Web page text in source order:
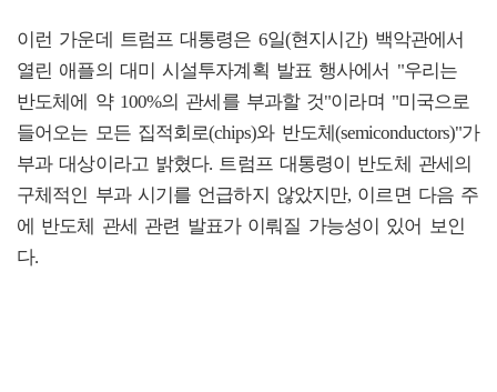
이런 가운데 트럼프 대통령은 6일(현지시간) 백악관에서
열린 애플의 대미 시설투자계획 발표 행사에서 "우리는
반도체에 약 100%의 관세를 부과할 것"이라며 "미국으로
들어오는 모든 집적회로(chips)와 반도체(semiconductors)"가
부과 대상이라고 밝혔다. 트럼프 대통령이 반도체 관세의
구체적인 부과 시기를 언급하지 않았지만, 이르면 다음 주
에 반도체 관세 관련 발표가 이뤄질 가능성이 있어 보인
다.